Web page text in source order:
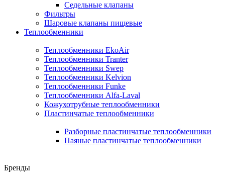
Седельные клапаны
Фильтры
Шаровые клапаны пищевые
Теплообменники
Теплообменники EkoAir
Теплообменники Tranter
Теплообменники Swep
Теплообменники Kelvion
Теплообменники Funke
Теплообменники Alfa-Laval
Кожухотрубные теплообменники
Пластинчатые теплообменники
Разборные пластинчатые теплообменники
Паяные пластинчатые теплообменники
Бренды